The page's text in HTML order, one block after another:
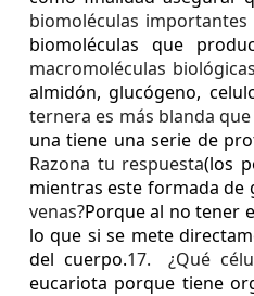
biomoléculas importantes
biomoléculas que
macromoléculas
almidón, glucógeno,
ternera es más blanda que
una tiene una serie de
Razona tu respuesta(los
mientras este formada de
venas?Porque al no tener
lo que si se mete
del cuerpo.17. ¿Qué
eucariota porque tiene